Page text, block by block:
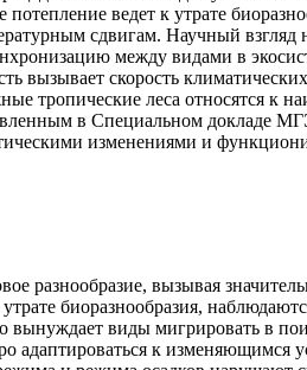
ведет к утрате
сдвигам. Научный
между видами в
вызывает скорость
тропические леса относятся к
в Специальном докладе
изменениями и
разнообразие, вызывая
биоразнообразия,
виды мигрировать в
к изменяющимся